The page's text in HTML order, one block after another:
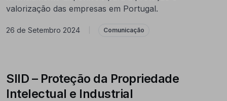
valorização das empresas em Portugal.
26 de Setembro 2024 Comunicação
SIID – Proteção da Propriedade
Intelectual e Industrial